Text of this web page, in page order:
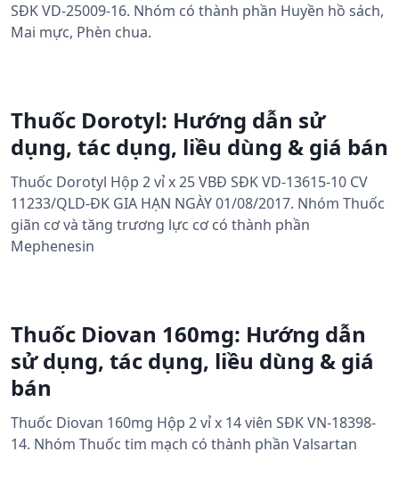
SĐK VD-25009-16. Nhóm có thành phần Huyền hồ sách,
Mai mực, Phèn chua.
Thuốc Dorotyl: Hướng dẫn sử
dụng, tác dụng, liều dùng & giá bán
Thuốc Dorotyl Hộp 2 vỉ x 25 VBĐ SĐK VD-13615-10 CV
11233/QLD-ĐK GIA HẠN NGÀY 01/08/2017. Nhóm Thuốc
giãn cơ và tăng trương lực cơ có thành phần
Mephenesin
Thuốc Diovan 160mg: Hướng dẫn
sử dụng, tác dụng, liều dùng & giá
bán
Thuốc Diovan 160mg Hộp 2 vỉ x 14 viên SĐK VN-18398-
14. Nhóm Thuốc tim mạch có thành phần Valsartan